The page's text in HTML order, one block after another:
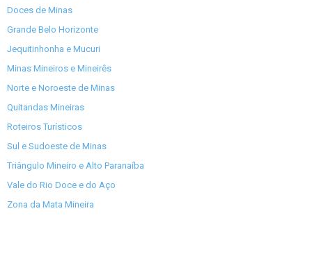
Doces de Minas
Grande Belo Horizonte
Jequitinhonha e Mucuri
Minas Mineiros e Mineirês
Norte e Noroeste de Minas
Quitandas Mineiras
Roteiros Turísticos
Sul e Sudoeste de Minas
Triângulo Mineiro e Alto Paranaíba
Vale do Rio Doce e do Aço
Zona da Mata Mineira